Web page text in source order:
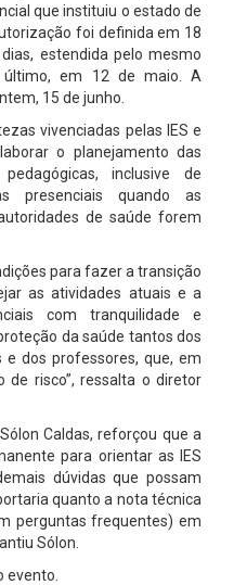
que instituiu o estado de
foi definida em 18
estendida pelo mesmo
em 12 de maio. A
15 de junho.
vivenciadas pelas IES e
o planejamento das
inclusive de
presenciais quando as
de saúde forem
para fazer a transição
as atividades atuais e a
com tranquilidade e
da saúde tantos dos
dos professores, que, em
de risco”, ressalta o diretor
Caldas, reforçou que a
para orientar as IES
dúvidas que possam
quanto a nota técnica
perguntas frequentes) em
Sólon.
evento.